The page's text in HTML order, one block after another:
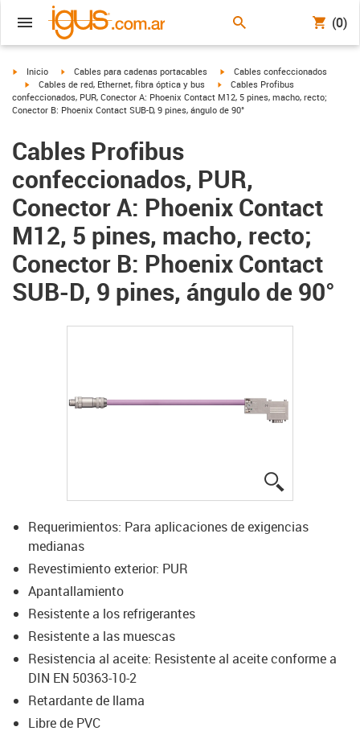
(0)
igus-icon-arrow-right
Inicio igus-icon-arrow-right
Cables para cadenas portacables igus-icon-arrow-right
Cables confeccionados
igus-icon-arrow-right
Cables de red, Ethernet, fibra óptica y bus igus-icon-arrow-right
Cables Profibus
confeccionados, PUR, Conector A: Phoenix Contact M12, 5 pines, macho, recto;
Conector B: Phoenix Contact SUB-D, 9 pines, ángulo de 90°
Cables Profibus
confeccionados, PUR,
Conector A: Phoenix Contact
M12, 5 pines, macho, recto;
Conector B: Phoenix Contact
SUB-D, 9 pines, ángulo de 90°
Requerimientos: Para aplicaciones de exigencias
medianas
Revestimiento exterior: PUR
Apantallamiento
Resistente a los refrigerantes
Resistente a las muescas
Resistencia al aceite: Resistente al aceite conforme a
DIN EN 50363-10-2
Retardante de llama
Libre de PVC